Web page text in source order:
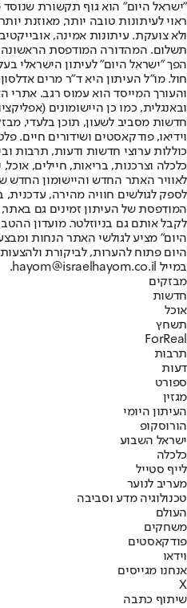
"ישראל היום" הוא גוף תקשורת
ראוי לעיתונות טובה יותר, מאוזנת
ולא צועקת. עיתונות אמינה,
הפך "ישראל היום" לעיתון הישראלי
חול. מו"ל העיתון היא ד"ר מרים
והעורך המייסד הוא עמוס רגב. אתרי
חדשות מסביב לשעון, תוכן בלעדי,
וידיאו, פודקאסטים ושידורים חיים.
כוללות ערוצי חדשות ודעות, תרבות
לאוויר האתר החדש והיישומון החדש
לספק לגולשים חוויה מהירה,
המודפסת של העיתון זמינים גם
לקבל אותם גם בניוזלטר. מועדון
היום" מציע לגולשי האתר הנחות
היום פתוח להערות, לביקורת
במייל hayom@israelhayom.co.il.
מבזקים
חדשות
אוכל
תשחץ
ForReal
תרבות
דעות
ספורט
מגזין
העיתון היומי
הורוסקופ
ישראל השבוע
כלכלה
לייף סטייל
מעריב לנוער
טכנולוגיה מדע וסביבה
העולם
משחקים
פודקאסטים
וידאו
אנחנו מגייסים
X
שיתוף כתבה